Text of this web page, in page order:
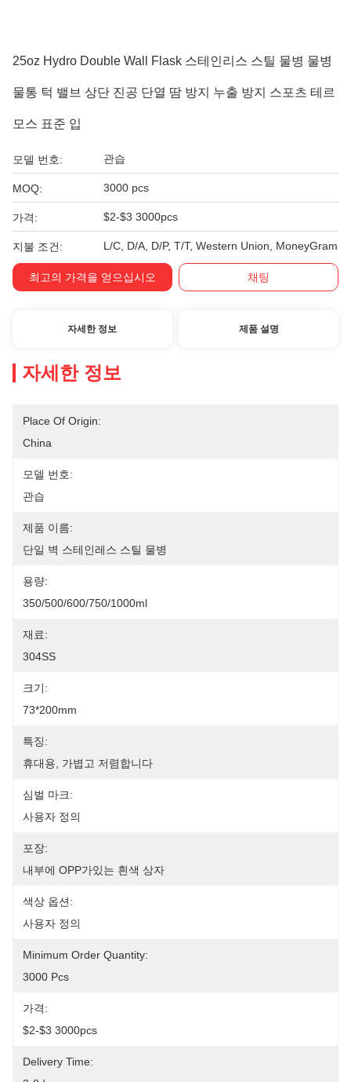
25oz Hydro Double Wall Flask 스테인리스 스틸 물병 물병
물통 턱 밸브 상단 진공 단열 땀 방지 누출 방지 스포츠 테르
모스 표준 입
모델 번호: 관습
MOQ: 3000 pcs
가격: $2-$3 3000pcs
지불 조건: L/C, D/A, D/P, T/T, Western Union, MoneyGram
최고의 가격을 얻으십시오 채팅
자세한 정보 제품 설명
자세한 정보
Place Of Origin:
China
모델 번호:
관습
제품 이름:
단일 벽 스테인레스 스틸 물병
용량:
350/500/600/750/1000ml
재료:
304SS
크기:
73*200mm
특징:
휴대용, 가볍고 저렴합니다
심벌 마크:
사용자 정의
포장:
내부에 OPP가있는 흰색 상자
색상 옵션:
사용자 정의
Minimum Order Quantity:
3000 Pcs
가격:
$2-$3 3000pcs
Delivery Time: